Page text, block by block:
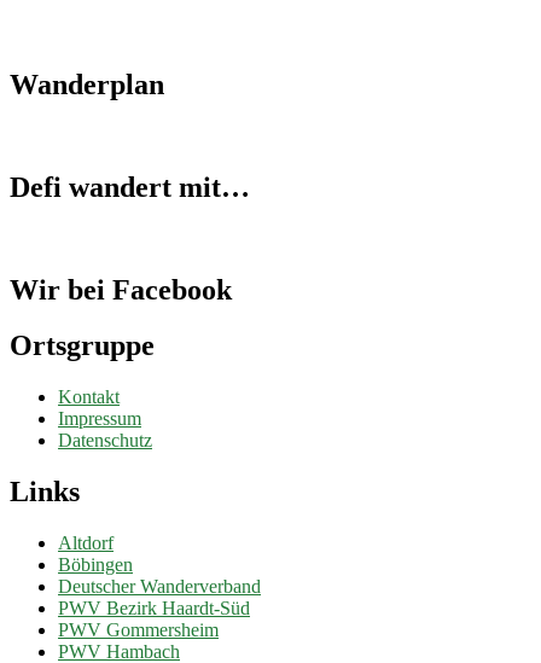
Wanderplan
Defi wandert mit…
Wir bei Facebook
Ortsgruppe
Kontakt
Impressum
Datenschutz
Links
Altdorf
Böbingen
Deutscher Wanderverband
PWV Bezirk Haardt-Süd
PWV Gommersheim
PWV Hambach